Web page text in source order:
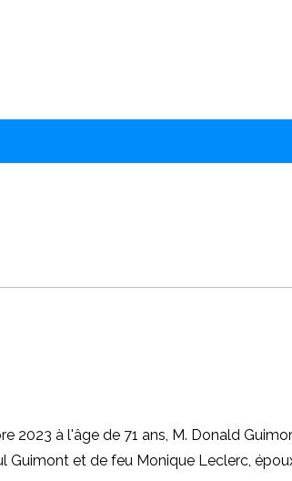
2023 à l'âge de 71 ans, M. Donald
Guimont et de feu Monique Leclerc,